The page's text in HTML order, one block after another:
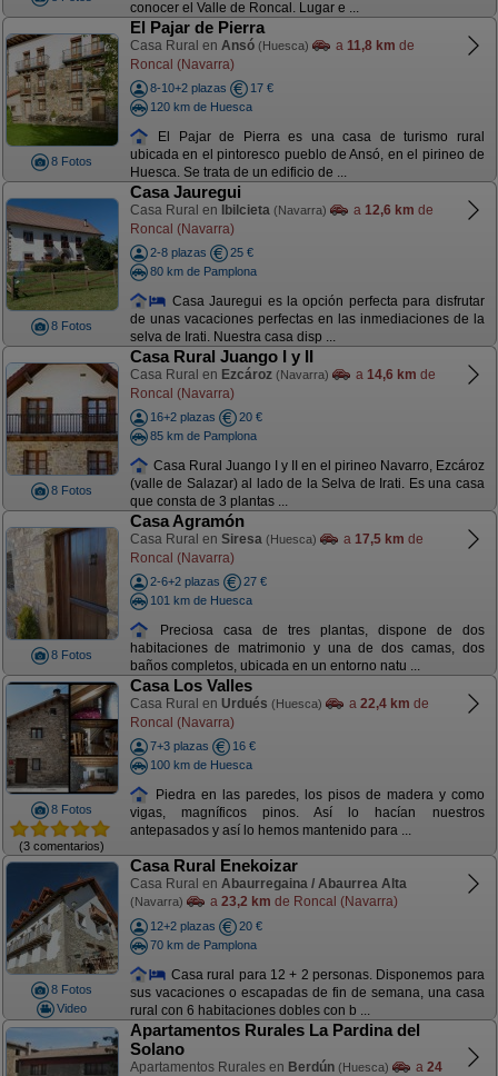
conocer el Valle de Roncal. Lugar e ...
8 Fotos
El Pajar de Pierra
Casa Rural en Ansó (Huesca) a 11,8 km de
Roncal (Navarra)
8-10+2 plazas
17 €
120 km de Huesca
El Pajar de Pierra es una casa de turismo rural
ubicada en el pintoresco pueblo de Ansó, en el pirineo de
Huesca. Se trata de un edificio de ...
8 Fotos
Casa Jauregui
Casa Rural en Ibilcieta (Navarra) a 12,6 km de
Roncal (Navarra)
2-8 plazas
25 €
80 km de Pamplona
Casa Jauregui es la opción perfecta para disfrutar
de unas vacaciones perfectas en las inmediaciones de la
selva de Irati. Nuestra casa disp ...
8 Fotos
Casa Rural Juango I y II
Casa Rural en Ezcároz (Navarra) a 14,6 km de
Roncal (Navarra)
16+2 plazas
20 €
85 km de Pamplona
Casa Rural Juango I y II en el pirineo Navarro, Ezcároz
(valle de Salazar) al lado de la Selva de Irati. Es una casa
que consta de 3 plantas ...
8 Fotos
Casa Agramón
Casa Rural en Siresa (Huesca) a 17,5 km de
Roncal (Navarra)
2-6+2 plazas
27 €
101 km de Huesca
Preciosa casa de tres plantas, dispone de dos
habitaciones de matrimonio y una de dos camas, dos
baños completos, ubicada en un entorno natu ...
8 Fotos
(3 comentarios)
Casa Los Valles
Casa Rural en Urdués (Huesca) a 22,4 km de
Roncal (Navarra)
7+3 plazas
16 €
100 km de Huesca
Piedra en las paredes, los pisos de madera y como
vigas, magníficos pinos. Así lo hacían nuestros
antepasados y así lo hemos mantenido para ...
8 Fotos
Video
Casa Rural Enekoizar
Casa Rural en Abaurregaina / Abaurrea Alta
(Navarra) a 23,2 km de Roncal (Navarra)
12+2 plazas
20 €
70 km de Pamplona
Casa rural para 12 + 2 personas. Disponemos para
sus vacaciones o escapadas de fin de semana, una casa
rural con 6 habitaciones dobles con b ...
Apartamentos Rurales La Pardina del
Solano
Apartamentos Rurales en Berdún (Huesca) a 24